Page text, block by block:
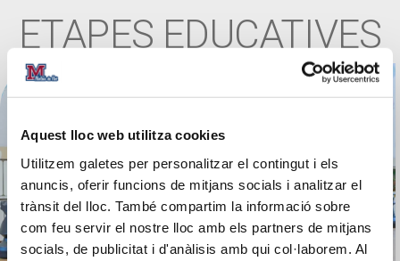
Aquest lloc web utilitza cookies
Utilitzem galetes per personalitzar el contingut i els
anuncis, oferir funcions de mitjans socials i analitzar el
trànsit del lloc. També compartim la informació sobre
com feu servir el nostre lloc amb els partners de mitjans
socials, de publicitat i d'anàlisis amb qui col·laborem. Al
ETAPES EDUCATIVES